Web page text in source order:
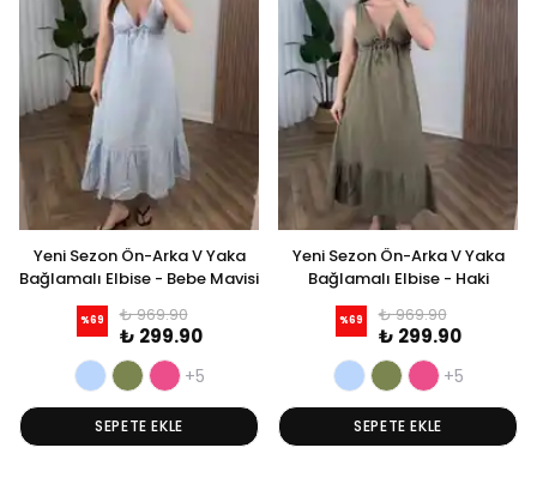
Yeni Sezon Ön-Arka V Yaka
Bağlamalı Elbise - Bebe Mavisi
%69 ₺ 969.90
₺ 299.90
+5
SEPETE EKLE
Yeni Sezon Ön-Arka V Yaka
Bağlamalı Elbise - Haki
%69 ₺ 969.90
₺ 299.90
+5
SEPETE EKLE